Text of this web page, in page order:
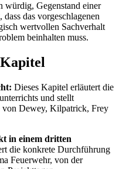
würdig, Gegenstand einer
das vorgeschlagenen
wertvollen Sachverhalt
beinhalten muss.
Dieses Kapitel erläutert die
und stellt
von Dewey, Kilpatrick, Frey
in einem dritten
die konkrete Durchführung
Feuerwehr, von der